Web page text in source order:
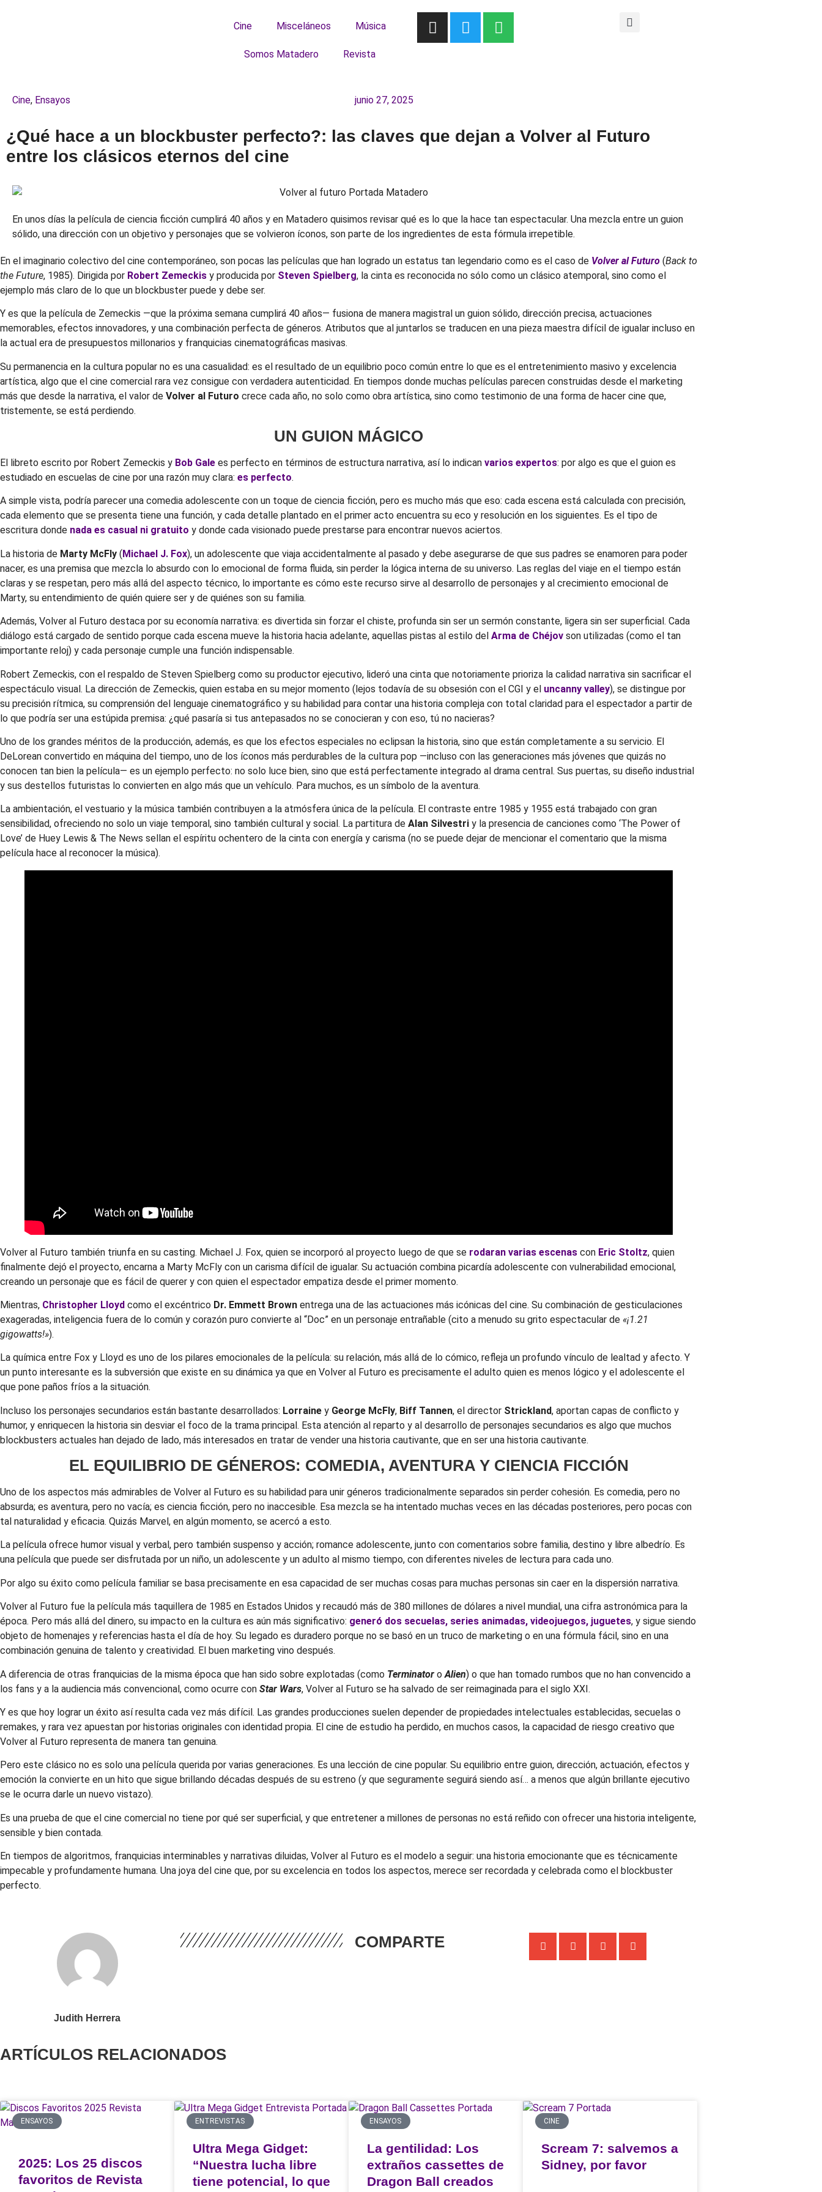
Cine Misceláneos Música
Somos Matadero Revista
Cine, Ensayos junio 27, 2025
¿Qué hace a un blockbuster perfecto?: las claves que dejan a Volver al Futuro
entre los clásicos eternos del cine
En unos días la película de ciencia ficción cumplirá 40 años y en Matadero quisimos revisar qué es lo que la hace tan espectacular. Una mezcla entre un guion
sólido, una dirección con un objetivo y personajes que se volvieron íconos, son parte de los ingredientes de esta fórmula irrepetible.
En el imaginario colectivo del cine contemporáneo, son pocas las películas que han logrado un estatus tan legendario como es el caso de Volver al Futuro (Back to
the Future, 1985). Dirigida por Robert Zemeckis y producida por Steven Spielberg, la cinta es reconocida no sólo como un clásico atemporal, sino como el
ejemplo más claro de lo que un blockbuster puede y debe ser.
Y es que la película de Zemeckis —que la próxima semana cumplirá 40 años— fusiona de manera magistral un guion sólido, dirección precisa, actuaciones
memorables, efectos innovadores, y una combinación perfecta de géneros. Atributos que al juntarlos se traducen en una pieza maestra difícil de igualar incluso en
la actual era de presupuestos millonarios y franquicias cinematográficas masivas.
Su permanencia en la cultura popular no es una casualidad: es el resultado de un equilibrio poco común entre lo que es el entretenimiento masivo y excelencia
artística, algo que el cine comercial rara vez consigue con verdadera autenticidad. En tiempos donde muchas películas parecen construidas desde el marketing
más que desde la narrativa, el valor de Volver al Futuro crece cada año, no solo como obra artística, sino como testimonio de una forma de hacer cine que,
tristemente, se está perdiendo.
UN GUION MÁGICO
El libreto escrito por Robert Zemeckis y Bob Gale es perfecto en términos de estructura narrativa, así lo indican varios expertos: por algo es que el guion es
estudiado en escuelas de cine por una razón muy clara: es perfecto.
A simple vista, podría parecer una comedia adolescente con un toque de ciencia ficción, pero es mucho más que eso: cada escena está calculada con precisión,
cada elemento que se presenta tiene una función, y cada detalle plantado en el primer acto encuentra su eco y resolución en los siguientes. Es el tipo de
escritura donde nada es casual ni gratuito y donde cada visionado puede prestarse para encontrar nuevos aciertos.
La historia de Marty McFly (Michael J. Fox), un adolescente que viaja accidentalmente al pasado y debe asegurarse de que sus padres se enamoren para poder
nacer, es una premisa que mezcla lo absurdo con lo emocional de forma fluida, sin perder la lógica interna de su universo. Las reglas del viaje en el tiempo están
claras y se respetan, pero más allá del aspecto técnico, lo importante es cómo este recurso sirve al desarrollo de personajes y al crecimiento emocional de
Marty, su entendimiento de quién quiere ser y de quiénes son su familia.
Además, Volver al Futuro destaca por su economía narrativa: es divertida sin forzar el chiste, profunda sin ser un sermón constante, ligera sin ser superficial. Cada
diálogo está cargado de sentido porque cada escena mueve la historia hacia adelante, aquellas pistas al estilo del Arma de Chéjov son utilizadas (como el tan
importante reloj) y cada personaje cumple una función indispensable.
Robert Zemeckis, con el respaldo de Steven Spielberg como su productor ejecutivo, lideró una cinta que notoriamente prioriza la calidad narrativa sin sacrificar el
espectáculo visual. La dirección de Zemeckis, quien estaba en su mejor momento (lejos todavía de su obsesión con el CGI y el uncanny valley), se distingue por
su precisión rítmica, su comprensión del lenguaje cinematográfico y su habilidad para contar una historia compleja con total claridad para el espectador a partir de
lo que podría ser una estúpida premisa: ¿qué pasaría si tus antepasados no se conocieran y con eso, tú no nacieras?
Uno de los grandes méritos de la producción, además, es que los efectos especiales no eclipsan la historia, sino que están completamente a su servicio. El
DeLorean convertido en máquina del tiempo, uno de los íconos más perdurables de la cultura pop —incluso con las generaciones más jóvenes que quizás no
conocen tan bien la película— es un ejemplo perfecto: no solo luce bien, sino que está perfectamente integrado al drama central. Sus puertas, su diseño industrial
y sus destellos futuristas lo convierten en algo más que un vehículo. Para muchos, es un símbolo de la aventura.
La ambientación, el vestuario y la música también contribuyen a la atmósfera única de la película. El contraste entre 1985 y 1955 está trabajado con gran
sensibilidad, ofreciendo no solo un viaje temporal, sino también cultural y social. La partitura de Alan Silvestri y la presencia de canciones como ‘The Power of
Love’ de Huey Lewis & The News sellan el espíritu ochentero de la cinta con energía y carisma (no se puede dejar de mencionar el comentario que la misma
película hace al reconocer la música).
Volver al Futuro también triunfa en su casting. Michael J. Fox, quien se incorporó al proyecto luego de que se rodaran varias escenas con Eric Stoltz, quien
finalmente dejó el proyecto, encarna a Marty McFly con un carisma difícil de igualar. Su actuación combina picardía adolescente con vulnerabilidad emocional,
creando un personaje que es fácil de querer y con quien el espectador empatiza desde el primer momento.
Mientras, Christopher Lloyd como el excéntrico Dr. Emmett Brown entrega una de las actuaciones más icónicas del cine. Su combinación de gesticulaciones
exageradas, inteligencia fuera de lo común y corazón puro convierte al “Doc” en un personaje entrañable (cito a menudo su grito espectacular de «¡1.21
gigowatts!»).
La química entre Fox y Lloyd es uno de los pilares emocionales de la película: su relación, más allá de lo cómico, refleja un profundo vínculo de lealtad y afecto. Y
un punto interesante es la subversión que existe en su dinámica ya que en Volver al Futuro es precisamente el adulto quien es menos lógico y el adolescente el
que pone paños fríos a la situación.
Incluso los personajes secundarios están bastante desarrollados: Lorraine y George McFly, Biff Tannen, el director Strickland, aportan capas de conflicto y
humor, y enriquecen la historia sin desviar el foco de la trama principal. Esta atención al reparto y al desarrollo de personajes secundarios es algo que muchos
blockbusters actuales han dejado de lado, más interesados en tratar de vender una historia cautivante, que en ser una historia cautivante.
EL EQUILIBRIO DE GÉNEROS: COMEDIA, AVENTURA Y CIENCIA FICCIÓN
Uno de los aspectos más admirables de Volver al Futuro es su habilidad para unir géneros tradicionalmente separados sin perder cohesión. Es comedia, pero no
absurda; es aventura, pero no vacía; es ciencia ficción, pero no inaccesible. Esa mezcla se ha intentado muchas veces en las décadas posteriores, pero pocas con
tal naturalidad y eficacia. Quizás Marvel, en algún momento, se acercó a esto.
La película ofrece humor visual y verbal, pero también suspenso y acción; romance adolescente, junto con comentarios sobre familia, destino y libre albedrío. Es
una película que puede ser disfrutada por un niño, un adolescente y un adulto al mismo tiempo, con diferentes niveles de lectura para cada uno.
Por algo su éxito como película familiar se basa precisamente en esa capacidad de ser muchas cosas para muchas personas sin caer en la dispersión narrativa.
Volver al Futuro fue la película más taquillera de 1985 en Estados Unidos y recaudó más de 380 millones de dólares a nivel mundial, una cifra astronómica para la
época. Pero más allá del dinero, su impacto en la cultura es aún más significativo: generó dos secuelas, series animadas, videojuegos, juguetes, y sigue siendo
objeto de homenajes y referencias hasta el día de hoy. Su legado es duradero porque no se basó en un truco de marketing o en una fórmula fácil, sino en una
combinación genuina de talento y creatividad. El buen marketing vino después.
A diferencia de otras franquicias de la misma época que han sido sobre explotadas (como Terminator o Alien) o que han tomado rumbos que no han convencido a
los fans y a la audiencia más convencional, como ocurre con Star Wars, Volver al Futuro se ha salvado de ser reimaginada para el siglo XXI.
Y es que hoy lograr un éxito así resulta cada vez más difícil. Las grandes producciones suelen depender de propiedades intelectuales establecidas, secuelas o
remakes, y rara vez apuestan por historias originales con identidad propia. El cine de estudio ha perdido, en muchos casos, la capacidad de riesgo creativo que
Volver al Futuro representa de manera tan genuina.
Pero este clásico no es solo una película querida por varias generaciones. Es una lección de cine popular. Su equilibrio entre guion, dirección, actuación, efectos y
emoción la convierte en un hito que sigue brillando décadas después de su estreno (y que seguramente seguirá siendo así… a menos que algún brillante ejecutivo
se le ocurra darle un nuevo vistazo).
Es una prueba de que el cine comercial no tiene por qué ser superficial, y que entretener a millones de personas no está reñido con ofrecer una historia inteligente,
sensible y bien contada.
En tiempos de algoritmos, franquicias interminables y narrativas diluidas, Volver al Futuro es el modelo a seguir: una historia emocionante que es técnicamente
impecable y profundamente humana. Una joya del cine que, por su excelencia en todos los aspectos, merece ser recordada y celebrada como el blockbuster
perfecto.
Judith Herrera
COMPARTE
ARTÍCULOS RELACIONADOS
ENSAYOS
2025: Los 25 discos
favoritos de Revista
ENTREVISTAS
Ultra Mega Gidget:
“Nuestra lucha libre
tiene potencial, lo que
ENSAYOS
La gentilidad: Los
extraños cassettes de
Dragon Ball creados
CINE
Scream 7: salvemos a
Sidney, por favor